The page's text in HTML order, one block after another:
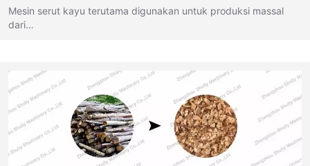
Mesin serut kayu terutama digunakan untuk produksi massal
dari…